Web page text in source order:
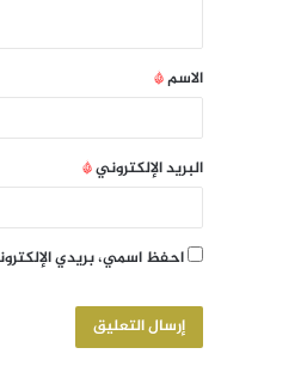
الاسم*
البريد الإلكتروني*
احفظ اسمي، بريدي